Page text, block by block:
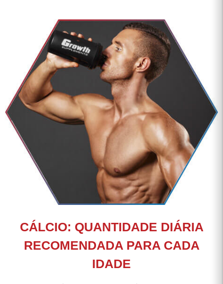
CÁLCIO: QUANTIDADE DIÁRIA
IDADE
A quantidade diária de ingestão de cálcio varia muito de
acordo com a idade do paciente e suas particularidades.
Fatores genéticos e ambientais, prática de atividades